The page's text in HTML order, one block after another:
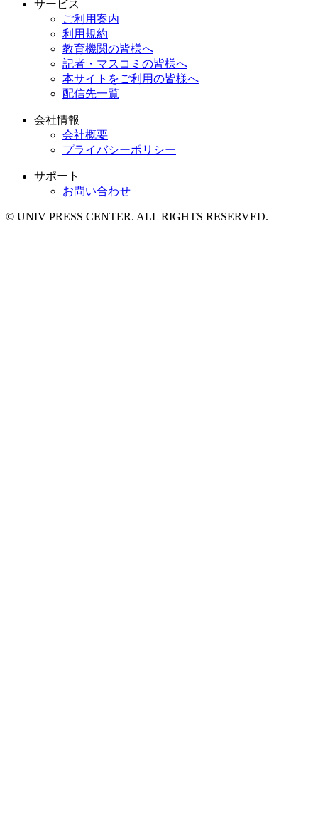
サービス
ご利用案内
利用規約
教育機関の皆様へ
記者・マスコミの皆様へ
本サイトをご利用の皆様へ
配信先一覧
会社情報
会社概要
プライバシーポリシー
サポート
お問い合わせ
© UNIV PRESS CENTER. ALL RIGHTS RESERVED.